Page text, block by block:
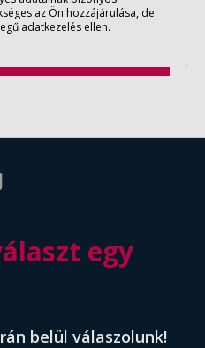
egy
belül válaszolunk!